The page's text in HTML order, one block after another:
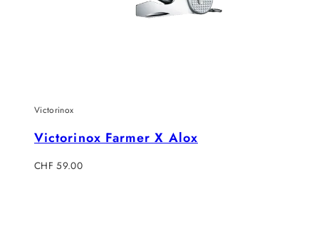
Victorinox
Victorinox Farmer X Alox
Regulärer
CHF 59.00